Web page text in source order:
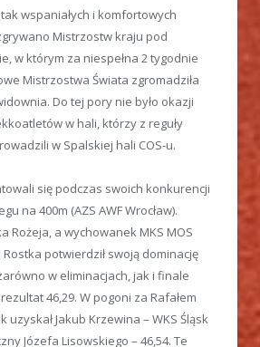
wspaniałych i komfortowych
Mistrzostw kraju pod
w którym za niespełna 2 tygodnie
Mistrzostwa Świata zgromadziła
Do tej pory nie było okazji
w hali, którzy z reguły
w Spalskiej hali COS-u.
się podczas swoich konkurencji
na 400m (AZS AWF Wrocław).
Rożeja, a wychowanek MKS MOS
Rostka potwierdził swoją dominację
w eliminacjach, jak i finale
46,29. W pogoni za Rafałem
Jakub Krzewina – WKS Śląsk
Józefa Lisowskiego – 46,54. Te